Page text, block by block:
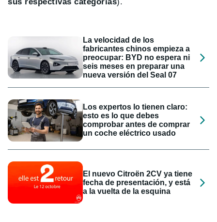
La velocidad de los
fabricantes chinos empieza a
preocupar: BYD no espera ni
seis meses en preparar una
nueva versión del Seal 07
Los expertos lo tienen claro:
esto es lo que debes
comprobar antes de comprar
un coche eléctrico usado
El nuevo Citroën 2CV ya tiene
fecha de presentación, y está
a la vuelta de la esquina